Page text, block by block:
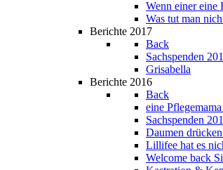
Wenn einer eine
Was tut man
Berichte 2017
Back
Sachspenden
Grisabella
Berichte 2016
Back
eine
Sachspenden
Daumen
Lillifee hat es
Welcome back